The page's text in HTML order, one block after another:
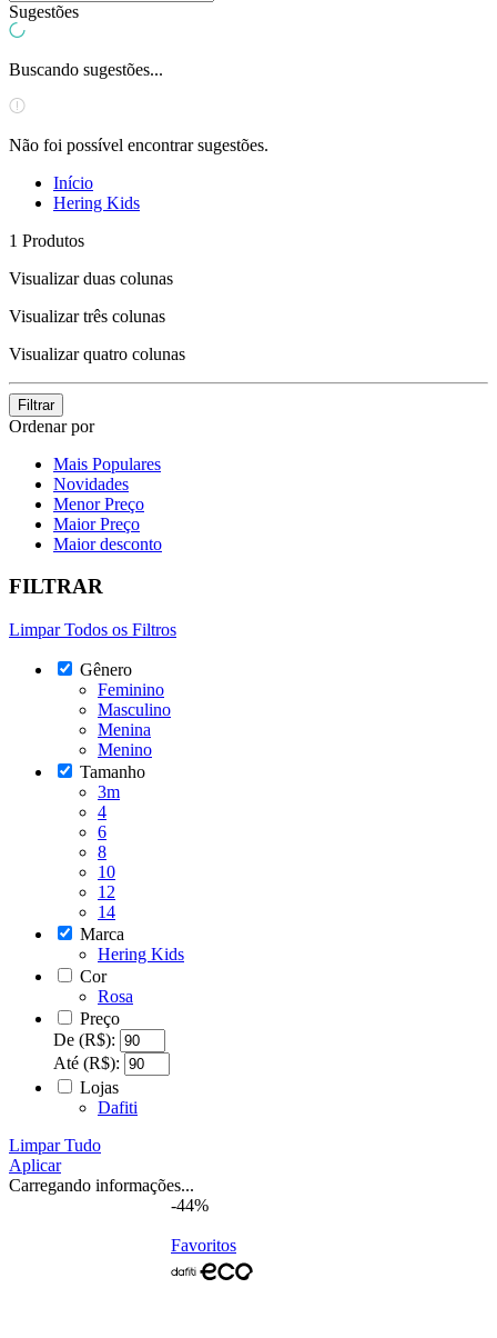
Sugestões
Buscando sugestões...
Não foi possível encontrar sugestões.
Início
Hering Kids
1 Produtos
Visualizar duas colunas
Visualizar três colunas
Visualizar quatro colunas
Filtrar
Ordenar por
Mais Populares
Novidades
Menor Preço
Maior Preço
Maior desconto
FILTRAR
Limpar Todos os Filtros
Gênero
Feminino
Masculino
Menina
Menino
Tamanho
3m
4
6
8
10
12
14
Marca
Hering Kids
Cor
Rosa
Preço
De (R$):
Até (R$):
Lojas
Dafiti
Limpar Tudo
Aplicar
Carregando informações...
-44%
Favoritos